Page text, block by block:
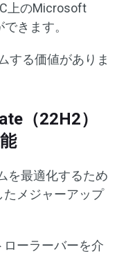
上のMicrosoft
きます。
する価値がありま
（22H2）
を最適化するため
メジャーアップ
ーラーバーを介